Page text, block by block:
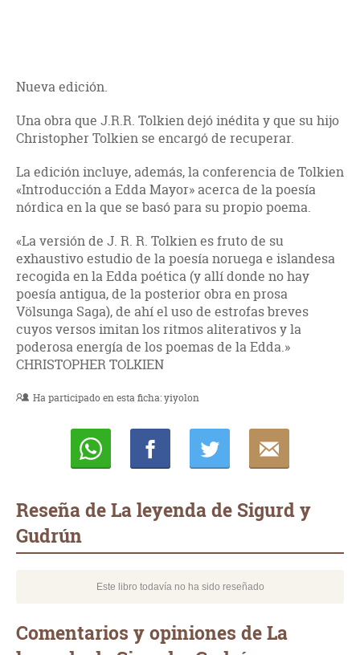
Nueva edición.
Una obra que J.R.R. Tolkien dejó inédita y que su hijo
Christopher Tolkien se encargó de recuperar.
La edición incluye, además, la conferencia de Tolkien
«Introducción a Edda Mayor» acerca de la poesía
nórdica en la que se basó para su propio poema.
«La versión de J. R. R. Tolkien es fruto de su
exhaustivo estudio de la poesía noruega e islandesa
recogida en la Edda poética (y allí donde no hay
poesía antigua, de la posterior obra en prosa
Völsunga Saga), de ahí el uso de estrofas breves
cuyos versos imitan los ritmos aliterativos y la
poderosa energía de los poemas de la Edda.»
CHRISTOPHER TOLKIEN
Ha participado en esta ficha:yiyolon
Reseña de La leyenda de Sigurd y
Gudrún
Este libro todavía no ha sido reseñado
Comentarios y opiniones de La